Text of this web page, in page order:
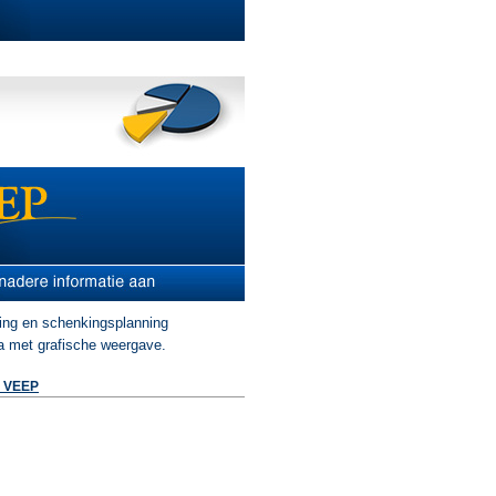
en schenkingsplanning
met grafische weergave.